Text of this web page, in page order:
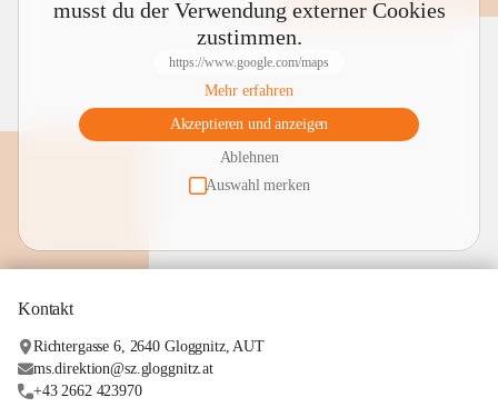
musst du der Verwendung externer Cookies
zustimmen.
https://www.google.com/maps
Mehr erfahren
Akzeptieren und anzeigen
Ablehnen
Auswahl merken
Kontakt
Richtergasse 6, 2640 Gloggnitz, AUT
ms.direktion@sz.gloggnitz.at
+43 2662 423970